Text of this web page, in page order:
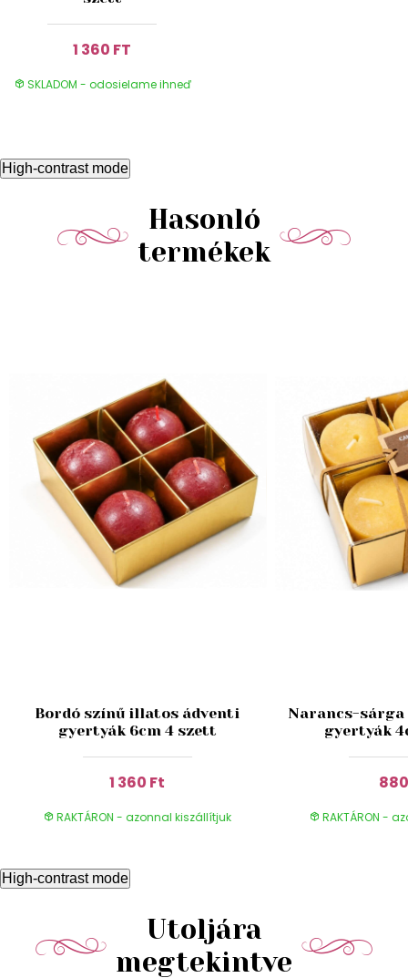
1 360 FT
SKLADOM - odosielame ihneď
High-contrast mode
Hasonló
termékek
Bordó színű illatos ádventi
gyertyák 6cm 4 szett
1 360 Ft
RAKTÁRON - azonnal kiszállítjuk
Narancs-
gyertyák
RAKTÁRON -
High-contrast mode
Utoljára
megtekintve